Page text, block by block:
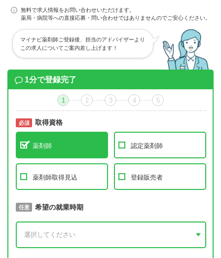
無料で求人情報をお問い合わせいただけます。
薬局・病院等への直接応募・問い合わせではありませんのでご安心ください。
マイナビ薬剤師ご登録後、担当のアドバイザーより
この求人についてご案内差し上げます！
1分で登録完了
1 2 3 4 5
必須 取得資格
薬剤師 認定薬剤師
薬剤師取得見込 登録販売者
必須 取得予定年
任意 希望の就業時期